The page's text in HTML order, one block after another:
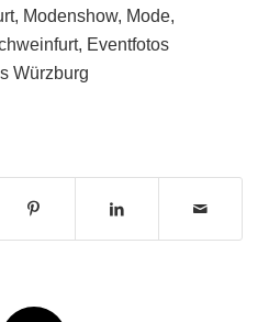
Modenshow, Mode,
Eventfotos
Würzburg